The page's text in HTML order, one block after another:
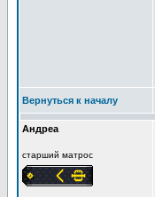
Вернуться к началу
Андреа
старший матрос